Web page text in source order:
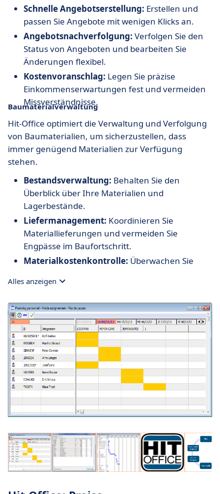
Schnelle Angebotserstellung: Erstellen und
passen Sie Angebote mit wenigen Klicks an.
Angebotsnachverfolgung: Verfolgen Sie den
Status von Angeboten und bearbeiten Sie
Änderungen flexibel.
Kostenvoranschlag: Legen Sie präzise
Einkommenserwartungen fest und vermeiden
Missverständnisse.
Baumaterialverwaltung
Hit-Office optimiert die Verwaltung und Verfolgung
von Baumaterialien, um sicherzustellen, dass
immer genügend Materialien zur Verfügung
stehen.
Bestandsverwaltung: Behalten Sie den
Überblick über Ihre Materialien und
Lagerbestände.
Liefermanagement: Koordinieren Sie
Materiallieferungen und vermeiden Sie
Engpässe im Baufortschritt.
Materialkostenkontrolle: Überwachen Sie
unnötige Ausgaben.
Alles anzeigen